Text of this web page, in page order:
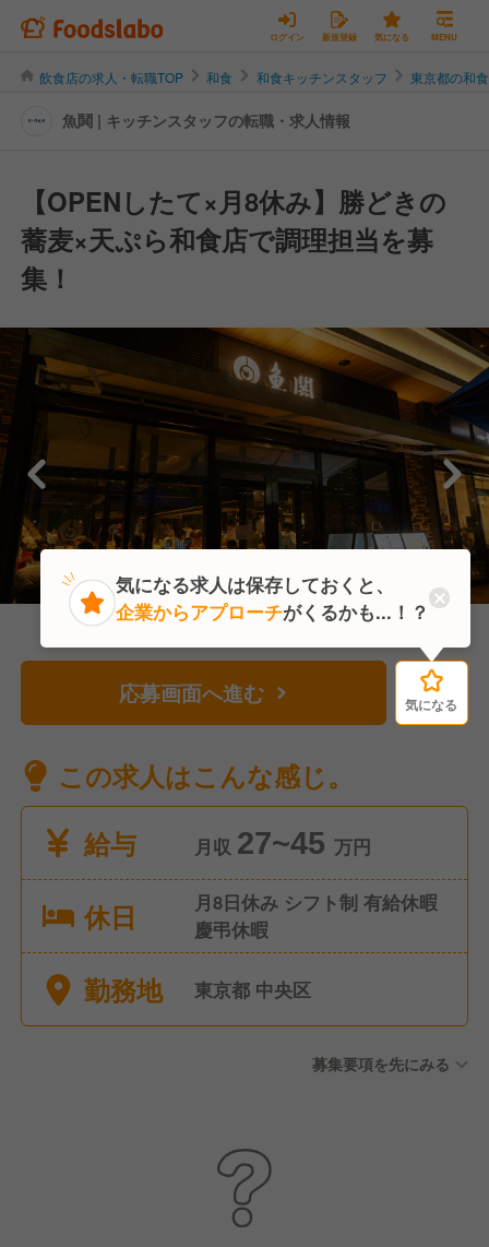
ログイン 新規登録 気になる MENU
飲食店の求人・転職TOP 和食 和食キッチンスタッフ 東京都の和
魚鬨 | キッチンスタッフの転職・求人情報
【OPENしたて×月8休み】勝どきの
蕎麦×天ぷら和食店で調理担当を募
集！
応募画面へ進む 気になる
この求人はこんな感じ。
給与
月収 27~45 万円
休日
月8日休み シフト制 有給休暇
慶弔休暇
勤務地 東京都 中央区
募集要項を先にみる
気になる
気になる求人は保存しておくと、
企業からアプローチがくるかも...！？